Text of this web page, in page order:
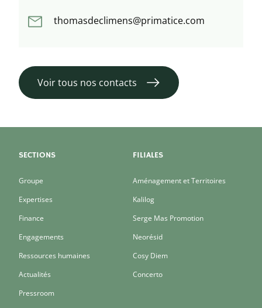
thomasdeclimens@primatice.com
Voir tous nos contacts
SECTIONS
Groupe
Expertises
Finance
Engagements
Ressources humaines
Actualités
Pressroom
FILIALES
Aménagement et Territoires
Kalilog
Serge Mas Promotion
Neorésid
Cosy Diem
Concerto